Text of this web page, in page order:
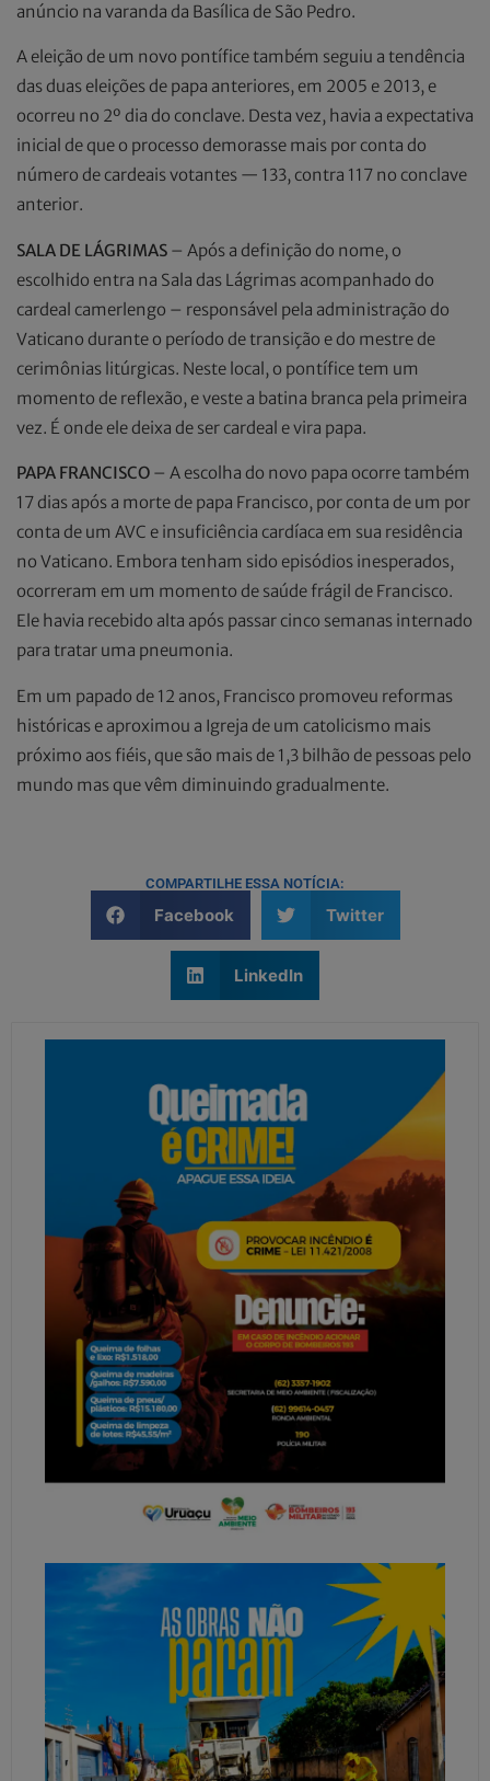
anúncio na varanda da Basílica de São Pedro.
A eleição de um novo pontífice também seguiu a tendência
das duas eleições de papa anteriores, em 2005 e 2013, e
ocorreu no 2º dia do conclave. Desta vez, havia a expectativa
inicial de que o processo demorasse mais por conta do
número de cardeais votantes — 133, contra 117 no conclave
anterior.
SALA DE LÁGRIMAS – Após a definição do nome, o
escolhido entra na Sala das Lágrimas acompanhado do
cardeal camerlengo – responsável pela administração do
Vaticano durante o período de transição e do mestre de
cerimônias litúrgicas. Neste local, o pontífice tem um
momento de reflexão, e veste a batina branca pela primeira
vez. É onde ele deixa de ser cardeal e vira papa.
PAPA FRANCISCO – A escolha do novo papa ocorre também
17 dias após a morte de papa Francisco, por conta de um por
conta de um AVC e insuficiência cardíaca em sua residência
no Vaticano. Embora tenham sido episódios inesperados,
ocorreram em um momento de saúde frágil de Francisco.
Ele havia recebido alta após passar cinco semanas internado
para tratar uma pneumonia.
Em um papado de 12 anos, Francisco promoveu reformas
históricas e aproximou a Igreja de um catolicismo mais
próximo aos fiéis, que são mais de 1,3 bilhão de pessoas pelo
mundo mas que vêm diminuindo gradualmente.
COMPARTILHE ESSA NOTÍCIA:
Facebook Twitter
LinkedIn